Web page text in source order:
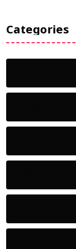
Categories